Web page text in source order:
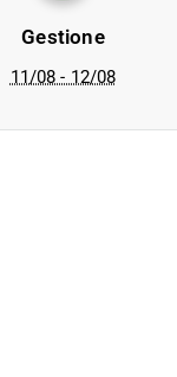
Gestione
11/08 - 12/08